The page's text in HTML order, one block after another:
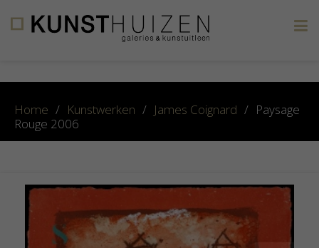
Home / Kunstwerken / James Coignard / Paysage
Rouge 2006